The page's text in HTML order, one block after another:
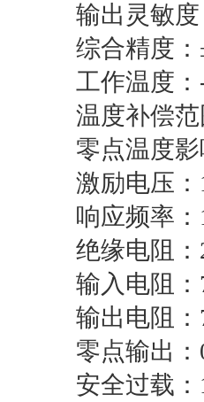
输出灵敏
综合精度：
工作温度：
温度补偿
零点温度
激励电压：
响应频率：
绝缘电阻：
输入电阻：
输出电阻：
零点输出：
安全过载 ：